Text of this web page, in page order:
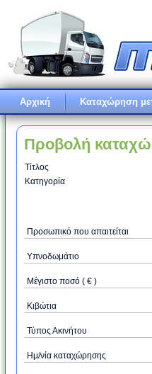
Αρχική Καταχώρηση
Προβολή
Τίτλος
Κατηγορία
Προσωπικό που απαιτείται
Υπνοδωμάτιο
Μέγιστο ποσό ( € )
Κιβώτια
Τύπος Ακινήτου
Ημ/νία καταχώρησης